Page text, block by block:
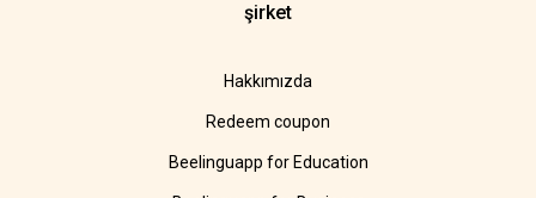
şirket
Hakkımızda
Redeem coupon
Beelinguapp for Education